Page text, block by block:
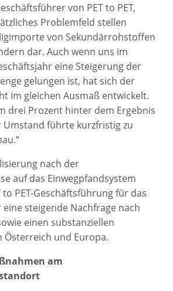
von PET to PET,
Problemfeld stellen
von Sekundärrohstoffen
dar. Auch wenn uns im
eine Steigerung der
gelungen ist, hat sich der
im gleichen Ausmaß entwickelt.
drei Prozent hinter dem Ergebnis
Umstand führte kurzfristig zu
nach der
auf das Einwegpfandsystem
PET-Geschäftsführung für das
eine steigende Nachfrage nach
einen substanziellen
und Europa.
am